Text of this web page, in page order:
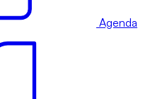
Agenda